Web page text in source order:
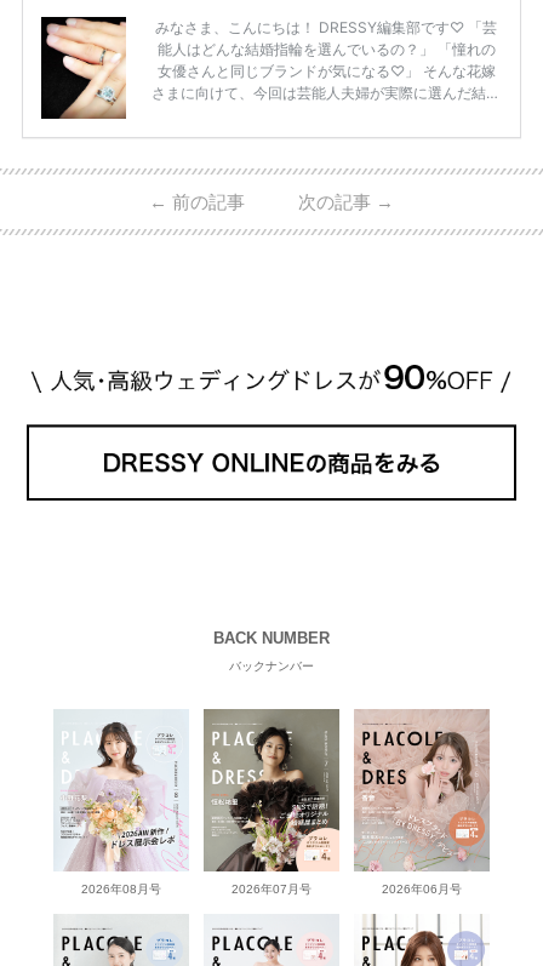
みなさま、こんにちは！ DRESSY編集部です♡ 「芸
能人はどんな結婚指輪を選んでいるの？」 「憧れの
女優さんと同じブランドが気になる♡」 そんな花嫁
さまに向けて、今回は芸能人夫婦が実際に選んだ結婚
ーウィンストンやカルティエ、ティファニーなど世界
日本で人気のブランドまで幅広くご紹介。 さらに、
・愛用している芸能人夫婦 ・リングの特徴や魅力 ・
← 前の記事 次の記事 →
BACK NUMBER
バックナンバー
2026年08月号 2026年07月号 2026年06月号